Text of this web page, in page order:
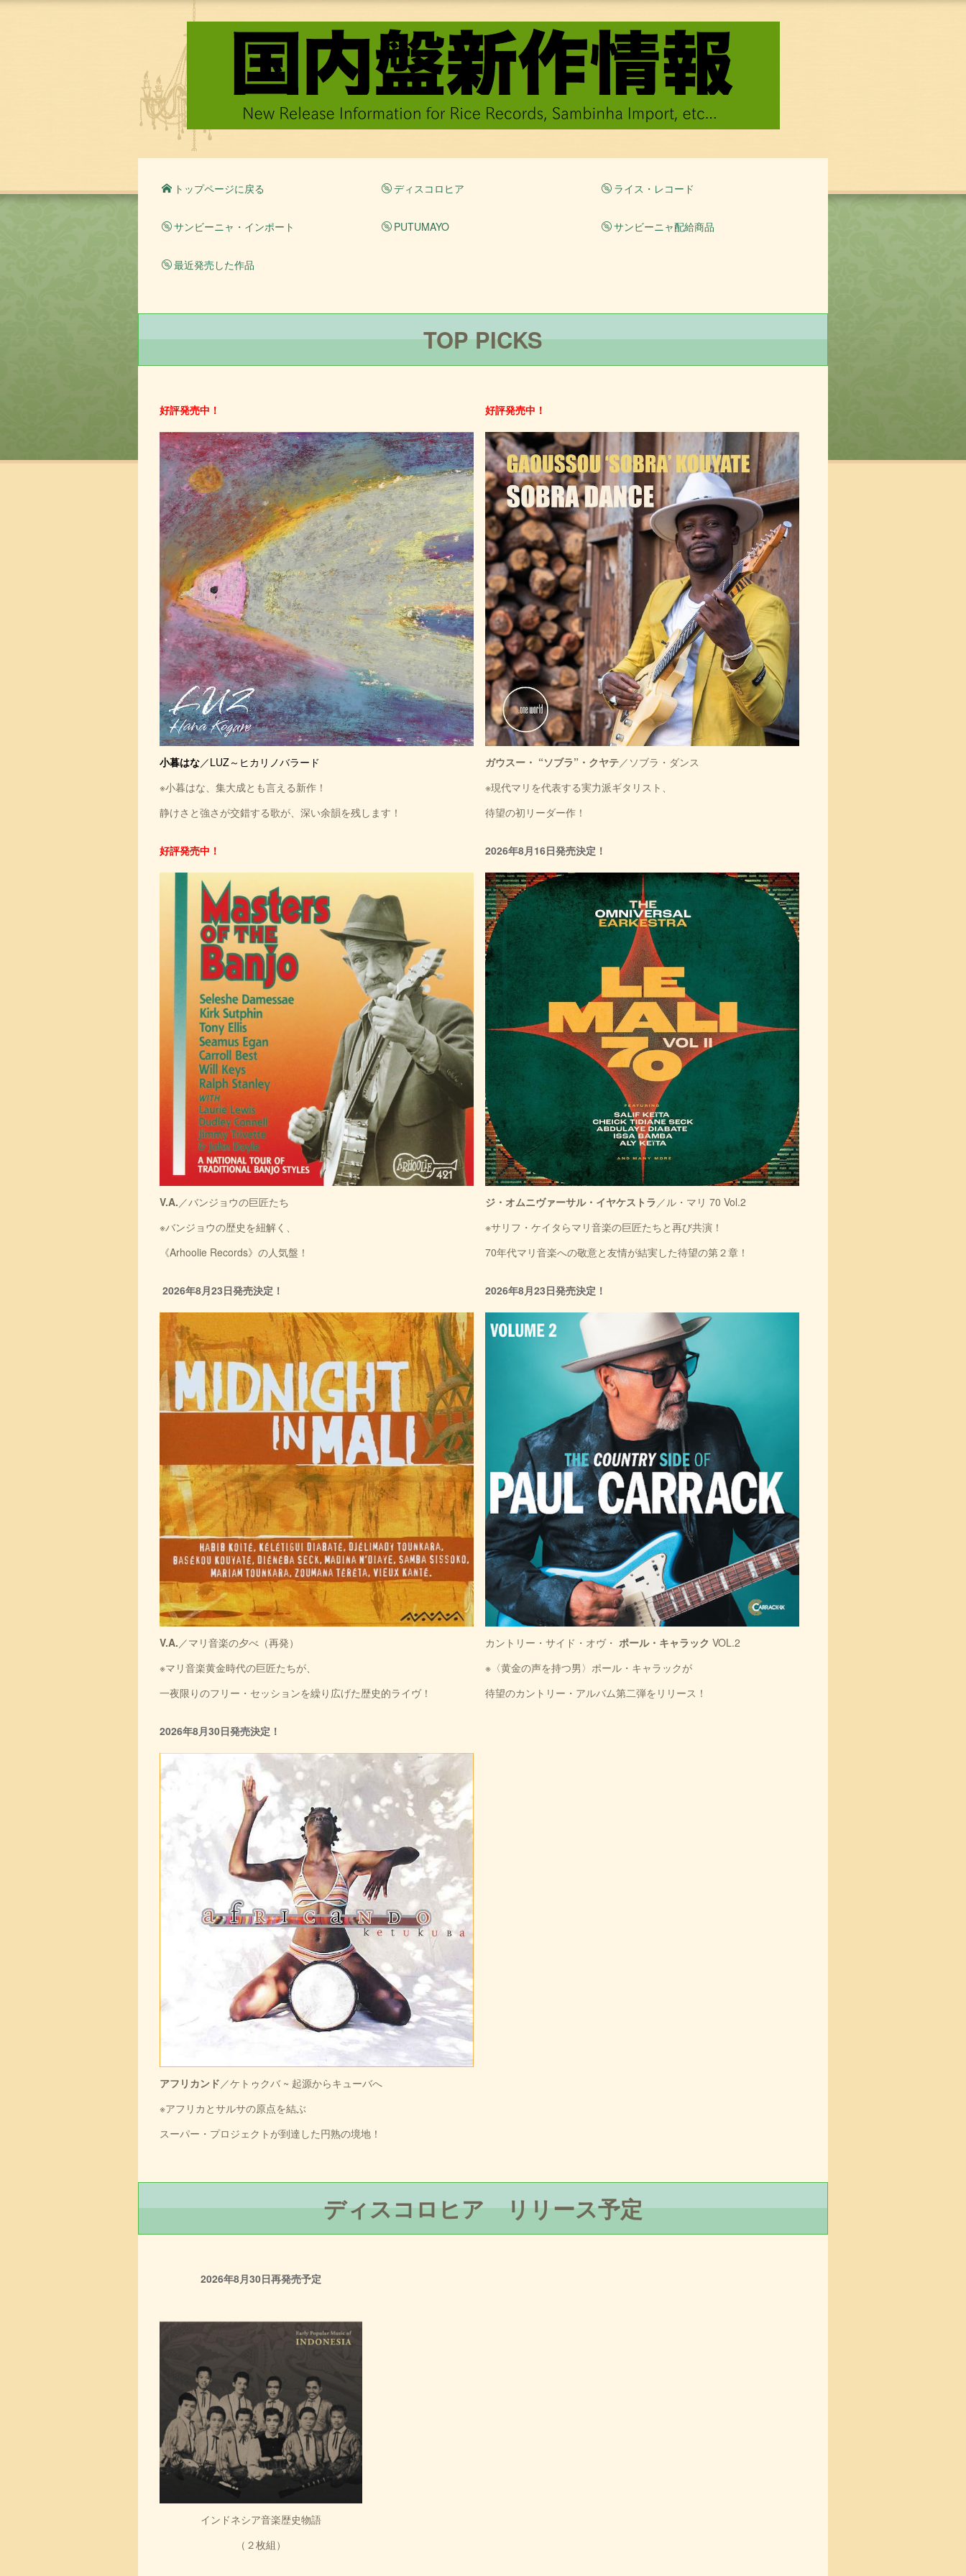
トップページに戻る ディスコロヒア ライス・レコード
サンビーニャ・インポート PUTUMAYO サンビーニャ配給商品
最近発売した作品
TOP PICKS
好評発売中！
小暮はな／LUZ～ヒカリノバラード
※小暮はな、集大成とも言える新作！
静けさと強さが交錯する歌が、深い余韻を残します！
好評発売中！
ガウスー・ “ソブラ”・クヤテ／ソブラ・ダンス
※現代マリを代表する実力派ギタリスト、
待望の初リーダー作！
好評発売中！
V.A.／バンジョウの巨匠たち
※バンジョウの歴史を紐解く、
《Arhoolie Records》の人気盤！
2026年8月16日発売決定！
ジ・オムニヴァーサル・イヤケストラ ／ル・マリ 70 Vol.2
※サリフ・ケイタらマリ音楽の巨匠たちと再び共演！
70年代マリ音楽への敬意と友情が結実した待望の第２章！
2026年8月23日発売決定！
V.A. ／マリ音楽の夕べ（再発）
※マリ音楽黄金時代の巨匠たちが、
一夜限りのフリー・セッションを繰り広げた歴史的ライヴ！
2026年8月23日発売決定！
カントリー・サイド・オヴ・ ポール・キャラック VOL.2
※〈黄金の声を持つ男〉ポール・キャラックが
待望のカントリー・アルバム第二弾をリリース！
2026年8月30日発売決定！
アフリカンド ／ケトゥクバ ~ 起源からキューバへ
※アフリカとサルサの原点を結ぶ
スーパー・プロジェクトが到達した円熟の境地！
ディスコロヒア リリース予定
2026年8月30日再発売予定
インドネシア音楽歴史物語
（２枚組）